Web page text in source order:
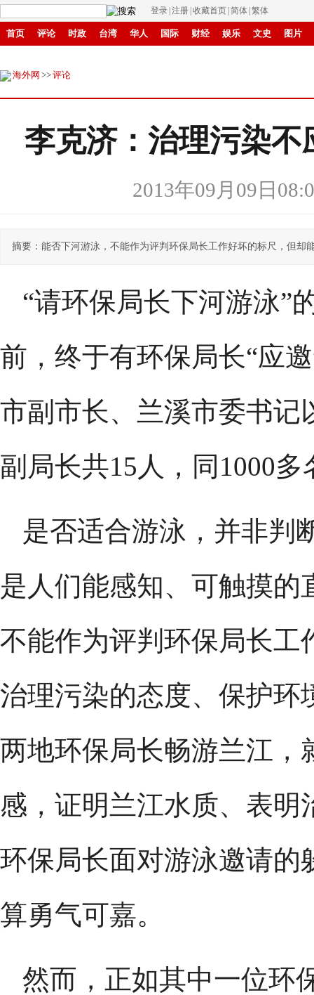
登录 注册 收藏首页 简体 繁体
首页 评论 时政 台湾 华人 国际 财经 娱乐 文史 图片
海外网 >>评论
李克济：治理污染
2013年09月09日
摘要：能否下河游泳，不能作为评判环保局长工作好坏的标尺，但却
“请环保局长下河游泳”
前，终于有环保局长“应
市副市长、兰溪市委书记
副局长共15人，同1000
是否适合游泳，并非判
是人们能感知、可触摸
不能作为评判环保局长工
治理污染的态度、保护环
两地环保局长畅游兰江，
感，证明兰江水质、表明
环保局长面对游泳邀请的
算勇气可嘉。
然而，正如其中一位环